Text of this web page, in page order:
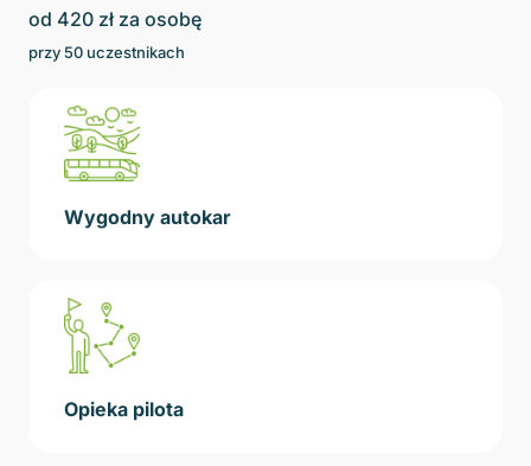
od 420 zł za osobę
przy50 uczestnikach
Wygodny autokar
Opieka pilota